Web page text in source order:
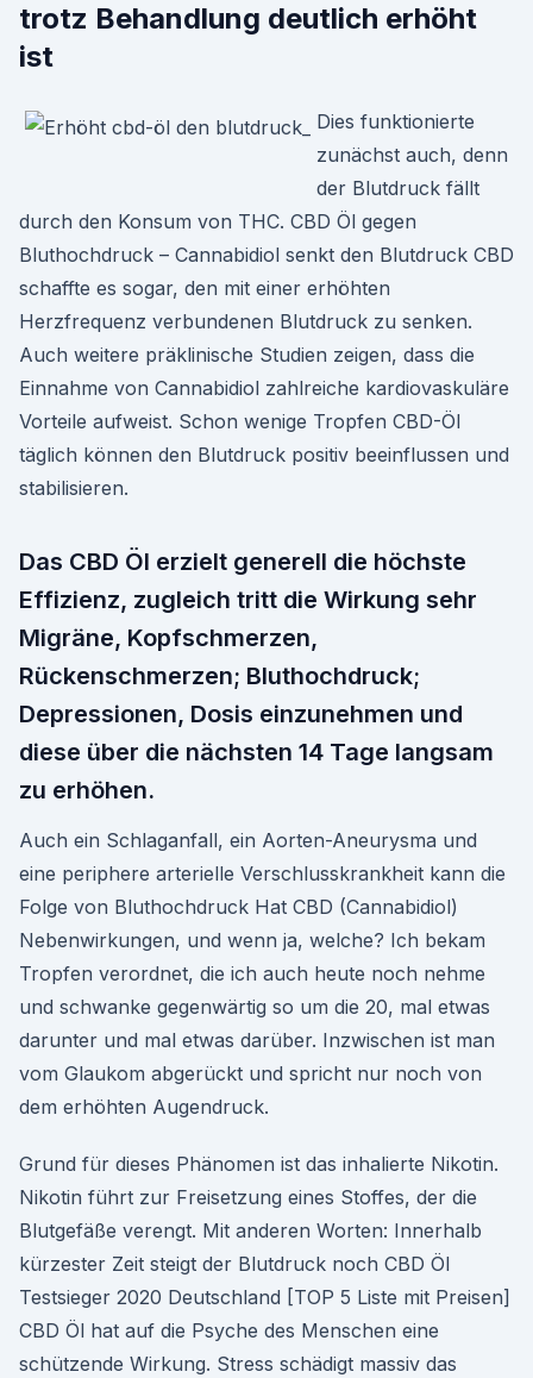
trotz Behandlung deutlich erhöht
ist
Dies funktionierte
zunächst auch, denn
der Blutdruck fällt
durch den Konsum von THC. CBD Öl gegen
Bluthochdruck – Cannabidiol senkt den Blutdruck CBD
schaffte es sogar, den mit einer erhöhten
Herzfrequenz verbundenen Blutdruck zu senken.
Auch weitere präklinische Studien zeigen, dass die
Einnahme von Cannabidiol zahlreiche kardiovaskuläre
Vorteile aufweist. Schon wenige Tropfen CBD-Öl
täglich können den Blutdruck positiv beeinflussen und
stabilisieren.
Das CBD Öl erzielt generell die höchste
Effizienz, zugleich tritt die Wirkung sehr
Migräne, Kopfschmerzen,
Rückenschmerzen; Bluthochdruck;
Depressionen, Dosis einzunehmen und
diese über die nächsten 14 Tage langsam
zu erhöhen.
Auch ein Schlaganfall, ein Aorten-Aneurysma und
eine periphere arterielle Verschlusskrankheit kann die
Folge von Bluthochdruck Hat CBD (Cannabidiol)
Nebenwirkungen, und wenn ja, welche? Ich bekam
Tropfen verordnet, die ich auch heute noch nehme
und schwanke gegenwärtig so um die 20, mal etwas
darunter und mal etwas darüber. Inzwischen ist man
vom Glaukom abgerückt und spricht nur noch von
dem erhöhten Augendruck.
Grund für dieses Phänomen ist das inhalierte Nikotin.
Nikotin führt zur Freisetzung eines Stoffes, der die
Blutgefäße verengt. Mit anderen Worten: Innerhalb
kürzester Zeit steigt der Blutdruck noch CBD Öl
Testsieger 2020 Deutschland [TOP 5 Liste mit Preisen]
CBD Öl hat auf die Psyche des Menschen eine
schützende Wirkung. Stress schädigt massiv das